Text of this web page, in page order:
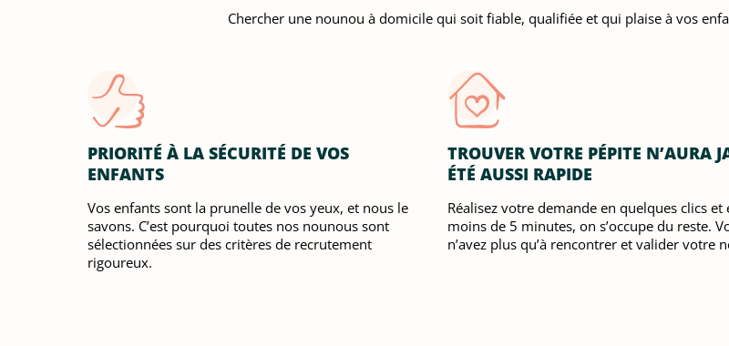
Chercher une nounou à domicile qui soit fiable, qualifiée et qui plaise à vos
PRIORITÉ À LA SÉCURITÉ DE VOS
ENFANTS
Vos enfants sont la prunelle de vos yeux, et nous le
savons. C’est pourquoi toutes nos nounous sont
sélectionnées sur des critères de recrutement
rigoureux.
TROUVER VOTRE PÉPITE N’AURA
ÉTÉ AUSSI RAPIDE
Réalisez votre demande en quelques clics et
moins de 5 minutes, on s’occupe du reste.
n’avez plus qu’à rencontrer et valider votre